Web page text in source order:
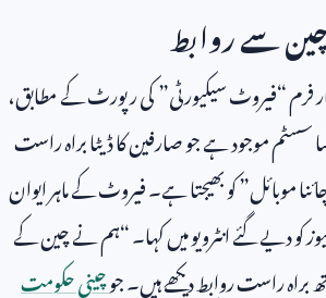
سے روابط
فرم “فیروٹ سیکیورٹی” کی رپورٹ کے مطابق،
موجود ہے جو صارفین کا ڈیٹا براہ راست
موبائل” کو بھیجتا ہے۔ فیروٹ کے ماہر ایوان
کو دیے گئے انٹرویو میں کہا۔ “ہم نے چین کے
براہ راست روابط دیکھے ہیں۔ جوچینی حکومت